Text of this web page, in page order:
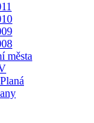
města